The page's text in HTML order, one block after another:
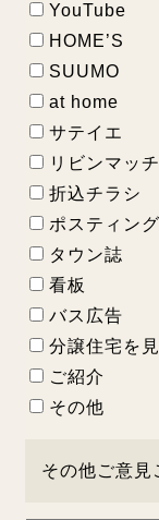
YouTube
HOME’S
SUUMO
at home
サテイエ
リビンマッチ
折込チラシ
ポスティン
タウン誌
看板
バス広告
分譲住宅を
ご紹介
その他
その他ご意見